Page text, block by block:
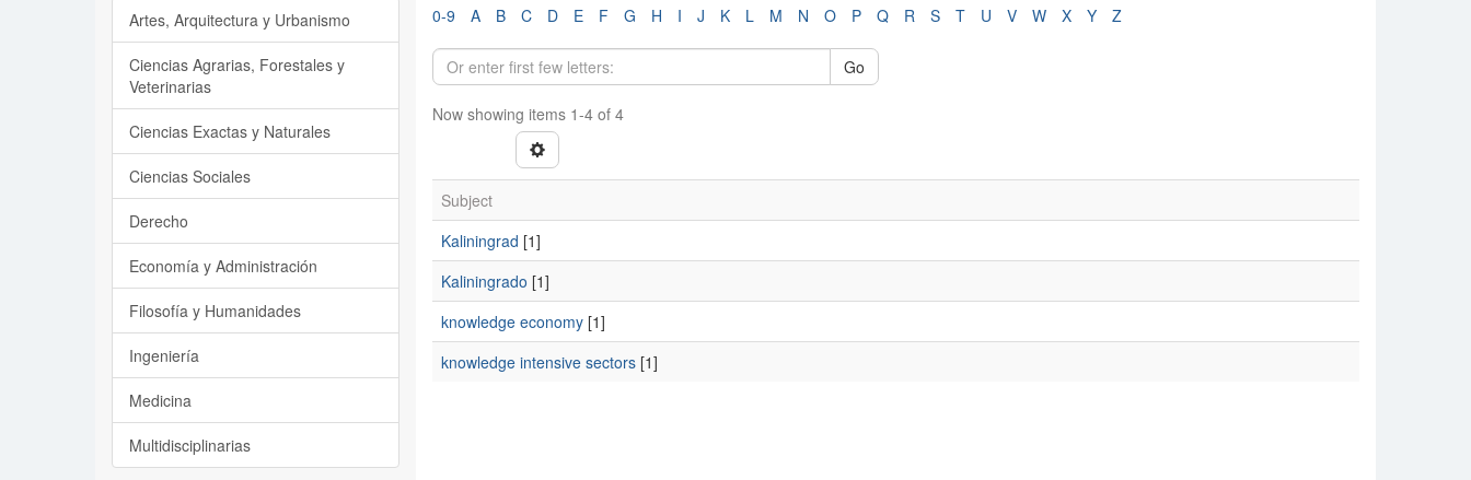
0-9 A B C D E F G H I J K L M N O P Q R S T U V W X Y Z
Go
Now showing items 1-4 of 4
Subject
Kaliningrad [1]
Kaliningrado [1]
knowledge economy[1]
knowledge intensive sectors[1]
Artes, Arquitectura y Urbanismo
Ciencias Agrarias, Forestales y
Veterinarias
Ciencias Exactas y Naturales
Ciencias Sociales
Derecho
Economía y Administración
Filosofía y Humanidades
Ingeniería
Medicina
Multidisciplinarias